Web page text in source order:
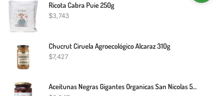
Ricota Cabra Puie 250g
$3,743
Chucrut Ciruela Agroecológico Alcaraz 310g
$7,427
Aceitunas Negras Gigantes Organicas San Nicolas 500g